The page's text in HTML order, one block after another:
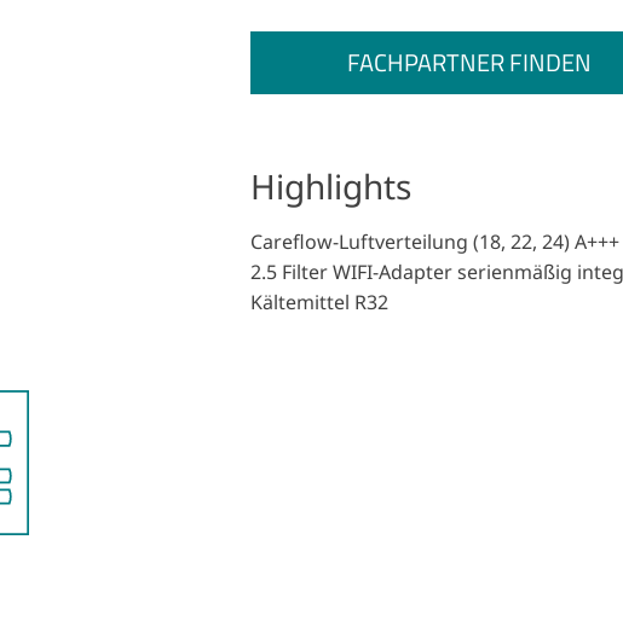
FACHPARTNER FINDEN
Highlights
Careflow-Luftverteilung (18, 22, 24)
2.5 Filter WIFI-Adapter serienmäßig
Kältemittel R32